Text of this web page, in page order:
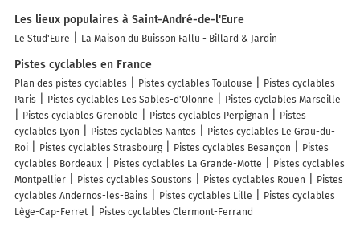
Les lieux populaires à Saint-André-de-l'Eure
Le Stud'Eure La Maison du Buisson Fallu - Billard & Jardin
Pistes cyclables en France
Plan des pistes cyclables Pistes cyclables Toulouse
Pistes cyclables
Paris
Pistes cyclables Les Sables-d'Olonne
Pistes cyclables Marseille
Pistes cyclables Grenoble
Pistes cyclables Perpignan
Pistes
cyclables Lyon
Pistes cyclables Nantes
Pistes cyclables Le Grau-du-
Roi
Pistes cyclables Strasbourg Pistes cyclables Besançon
Pistes
cyclables Bordeaux
Pistes cyclables La Grande-Motte
Pistes cyclables
Montpellier
Pistes cyclables Soustons Pistes cyclables Rouen
Pistes
cyclables Andernos-les-Bains
Pistes cyclables Lille
Pistes cyclables
Lège-Cap-Ferret
Pistes cyclables Clermont-Ferrand